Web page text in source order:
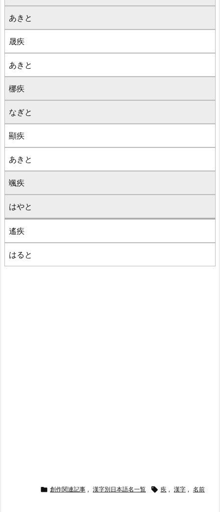
あきと
晟疾
あきと
梛疾
なぎと
顯疾
あきと
颯疾
はやと
遙疾
はると
 創作関連記事 , 漢字別日本語名一覧  疾 , 漢字 , 名前